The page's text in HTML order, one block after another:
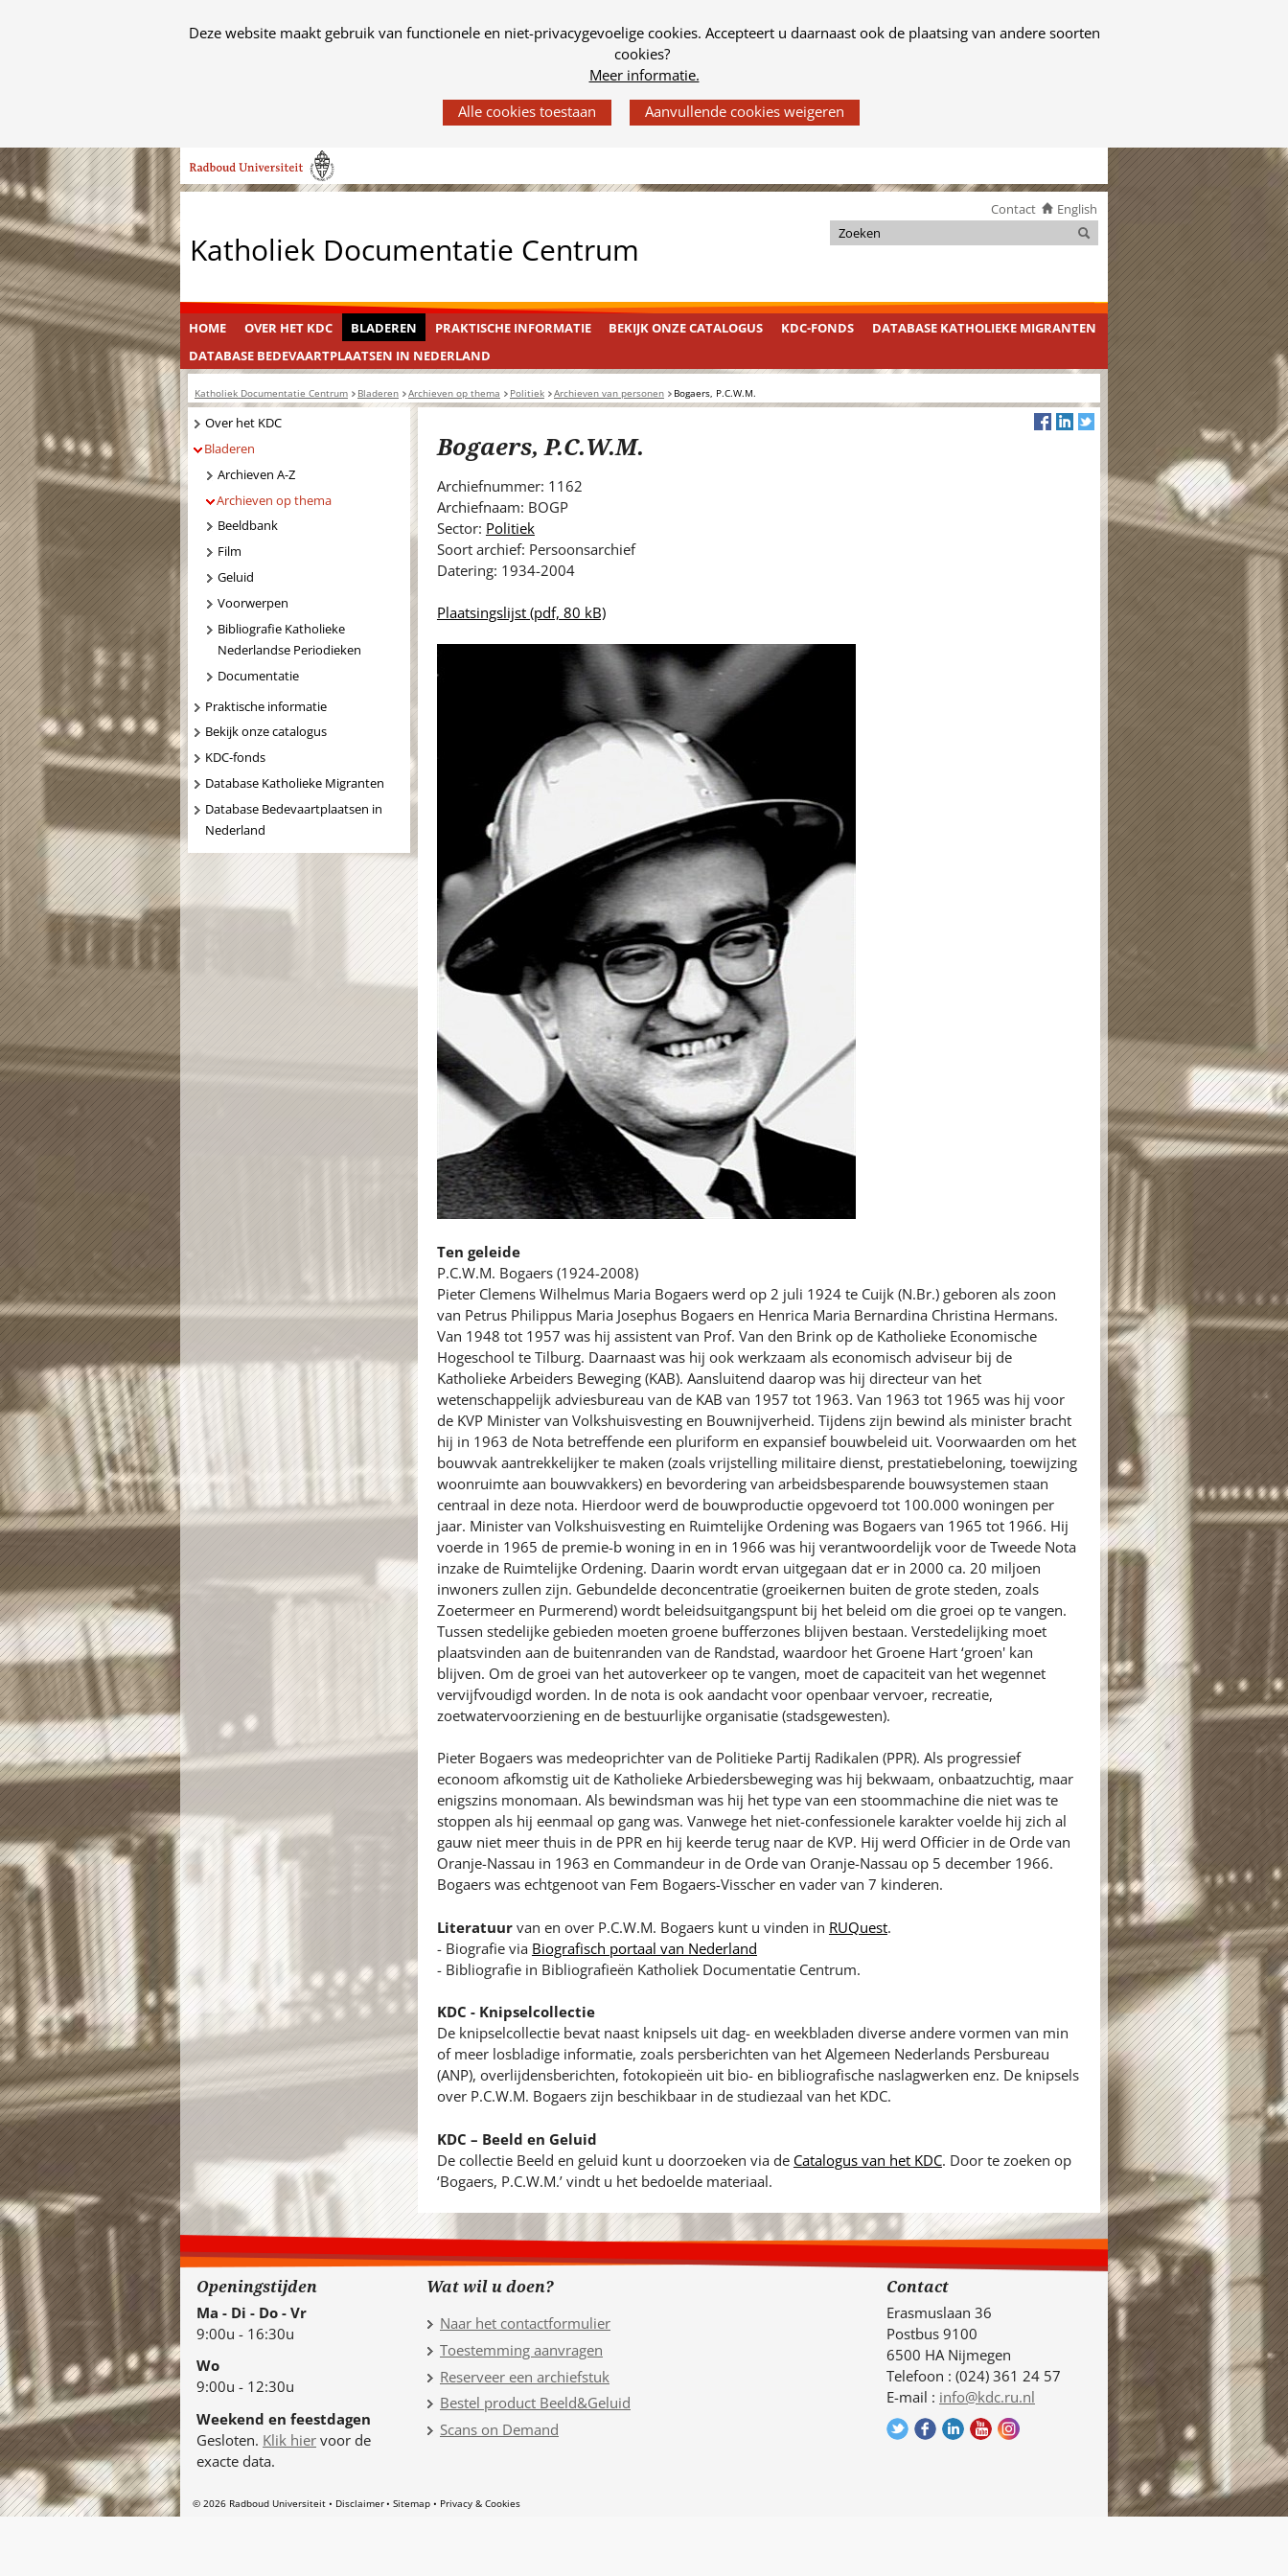
Cookies
Deze website maakt gebruik van functionele en niet-privacygevoelige cookies. Accepteert u daarnaast ook de plaatsing van andere soorten
cookies?
Meer informatie.
gebruik
van
op
deze
worden
toegestaan
geweigerd.
Ga
naar
de
inhoud
Katholiek Documentatie Centrum
Contact English
k
i
d
e
Zoeken
Zoeken
HOME OVER HET KDC BLADEREN PRAKTISCHE INFORMATIE BEKIJK ONZE CATALOGUS KDC-FONDS
DATABASE KATHOLIEKE MIGRANTEN
DATABASE BEDEVAARTPLAATSEN IN NEDERLAND
Katholiek Documentatie Centrum Bladeren Archieven op thema Politiek Archieven van personen Bogaers, P.C.W.M.
Bogaers, P.C.W.M.
Archiefnummer: 1162
Archiefnaam: BOGP
Sector: Politiek
Soort archief: Persoonsarchief
Datering: 1934-2004
Plaatsingslijst(pdf, 80 kB)
Ten geleide
P.C.W.M. Bogaers (1924-2008)
Pieter Clemens Wilhelmus Maria Bogaers werd op 2 juli 1924 te Cuijk (N.Br.) geboren als zoon
van Petrus Philippus Maria Josephus Bogaers en Henrica Maria Bernardina Christina Hermans.
Van 1948 tot 1957 was hij assistent van Prof. Van den Brink op de Katholieke Economische
Hogeschool te Tilburg. Daarnaast was hij ook werkzaam als economisch adviseur bij de
Katholieke Arbeiders Beweging (KAB). Aansluitend daarop was hij directeur van het
wetenschappelijk adviesbureau van de KAB van 1957 tot 1963. Van 1963 tot 1965 was hij voor
de KVP Minister van Volkshuisvesting en Bouwnijverheid. Tijdens zijn bewind als minister bracht
hij in 1963 de Nota betreffende een pluriform en expansief bouwbeleid uit. Voorwaarden om het
bouwvak aantrekkelijker te maken (zoals vrijstelling militaire dienst, prestatiebeloning, toewijzing
woonruimte aan bouwvakkers) en bevordering van arbeidsbesparende bouwsystemen staan
centraal in deze nota. Hierdoor werd de bouwproductie opgevoerd tot 100.000 woningen per
jaar. Minister van Volkshuisvesting en Ruimtelijke Ordening was Bogaers van 1965 tot 1966. Hij
voerde in 1965 de premie-b woning in en in 1966 was hij verantwoordelijk voor de Tweede Nota
inzake de Ruimtelijke Ordening. Daarin wordt ervan uitgegaan dat er in 2000 ca. 20 miljoen
inwoners zullen zijn. Gebundelde deconcentratie (groeikernen buiten de grote steden, zoals
Zoetermeer en Purmerend) wordt beleidsuitgangspunt bij het beleid om die groei op te vangen.
Tussen stedelijke gebieden moeten groene bufferzones blijven bestaan. Verstedelijking moet
plaatsvinden aan de buitenranden van de Randstad, waardoor het Groene Hart ‘groen' kan
blijven. Om de groei van het autoverkeer op te vangen, moet de capaciteit van het wegennet
vervijfvoudigd worden. In de nota is ook aandacht voor openbaar vervoer, recreatie,
zoetwatervoorziening en de bestuurlijke organisatie (stadsgewesten).
Pieter Bogaers was medeoprichter van de Politieke Partij Radikalen (PPR). Als progressief
econoom afkomstig uit de Katholieke Arbiedersbeweging was hij bekwaam, onbaatzuchtig, maar
enigszins monomaan. Als bewindsman was hij het type van een stoommachine die niet was te
stoppen als hij eenmaal op gang was. Vanwege het niet-confessionele karakter voelde hij zich al
gauw niet meer thuis in de PPR en hij keerde terug naar de KVP. Hij werd Officier in de Orde van
Oranje-Nassau in 1963 en Commandeur in de Orde van Oranje-Nassau op 5 december 1966.
Bogaers was echtgenoot van Fem Bogaers-Visscher en vader van 7 kinderen.
Literatuurvan en over P.C.W.M. Bogaers kunt u vinden in RUQuest.
- Biografie via Biografisch portaal van Nederland
- Bibliografie in Bibliografieën Katholiek Documentatie Centrum.
KDC - Knipselcollectie
De knipselcollectie bevat naast knipsels uit dag- en weekbladen diverse andere vormen van min
of meer losbladige informatie, zoals persberichten van het Algemeen Nederlands Persbureau
(ANP), overlijdensberichten, fotokopieën uit bio- en bibliografische naslagwerken enz. De knipsels
over P.C.W.M. Bogaers zijn beschikbaar in de studiezaal van het KDC.
KDC – Beeld en Geluid
De collectie Beeld en geluid kunt u doorzoeken via de Catalogus van het KDC. Door te zoeken op
‘Bogaers, P.C.W.M.’ vindt u het bedoelde materiaal.
Navigatie
Over het KDC
Bladeren
Archieven A-Z
Archieven op thema
Beeldbank
Film
Geluid
Voorwerpen
Bibliografie Katholieke
Nederlandse Periodieken
Documentatie
Praktische informatie
Bekijk onze catalogus
KDC-fonds
Database Katholieke Migranten
Database Bedevaartplaatsen in
Nederland
Openingstijden
Ma - Di - Do - Vr
9:00u - 16:30u
Wo
9:00u - 12:30u
Weekend en feestdagen
Gesloten. Klik hier voor de
exacte data.
Wat wil u doen?
Naar het contactformulier
Toestemming aanvragen
Reserveer een archiefstuk
Bestel product Beeld&Geluid
Scans on Demand
Contact
Erasmuslaan 36
Postbus 9100
6500 HA Nijmegen
Telefoon : (024) 361 24 57
E-mail : info@kdc.ru.nl
© 2026 Radboud Universiteit Disclaimer Sitemap Privacy & Cookies